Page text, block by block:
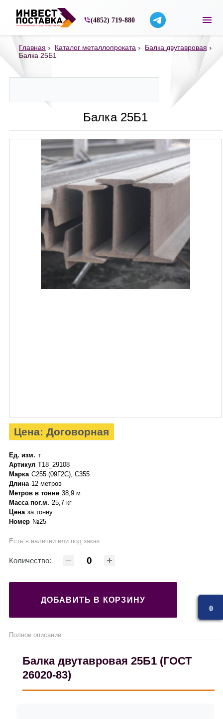
Строительные материалы со склада в
(4852) 719-880
Главная Каталог металлопроката
Балка двутавровая
Балка 25Б1
Балка 25Б1
Цена: Договорная
Ед. изм. т
Артикул Т18_29108
Марка С255 (09Г2С), С355
Длина 12 метров
Метров в тонне 38,9 м
Масса пог.м. 25,7 кг
Цена за тонну
Номер №25
Есть в наличии или под заказ
Количество:
ДОБАВИТЬ В КОРЗИНУ
Полное описание
Балка двутавровая 25Б1 (ГОСТ
26020-83)
0